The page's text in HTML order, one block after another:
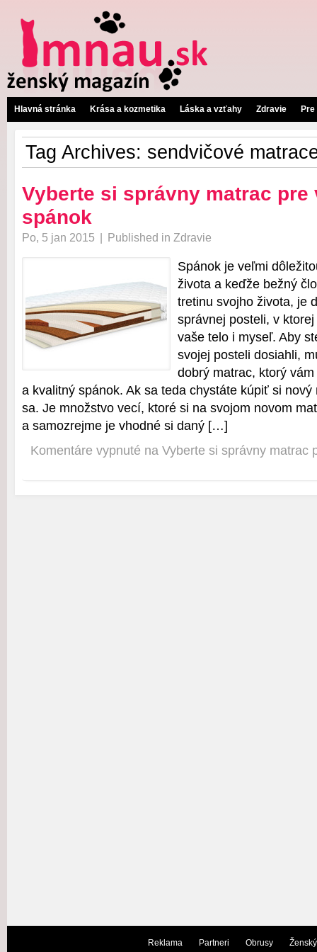
Hlavná stránka Krása a kozmetika Láska a vzťahy Zdravie
Tag Archives: sendvičové
Vyberte si správny matrac pre
spánok
Po, 5 jan 2015 | Published in Zdravie
Spánok je veľmi
života a keďže bežný
tretinu svojho života, je
správnej posteli, v
vaše telo i myseľ. Aby
svojej posteli dosiahli,
dobrý matrac, ktorý
a kvalitný spánok. Ak sa teda chystáte kúpiť si nový
sa. Je množstvo vecí, ktoré si na svojom novom
a samozrejme je vhodné si daný […]
Komentáre vypnuté na Vyberte si správny matrac
Reklama Partneri Obrusy